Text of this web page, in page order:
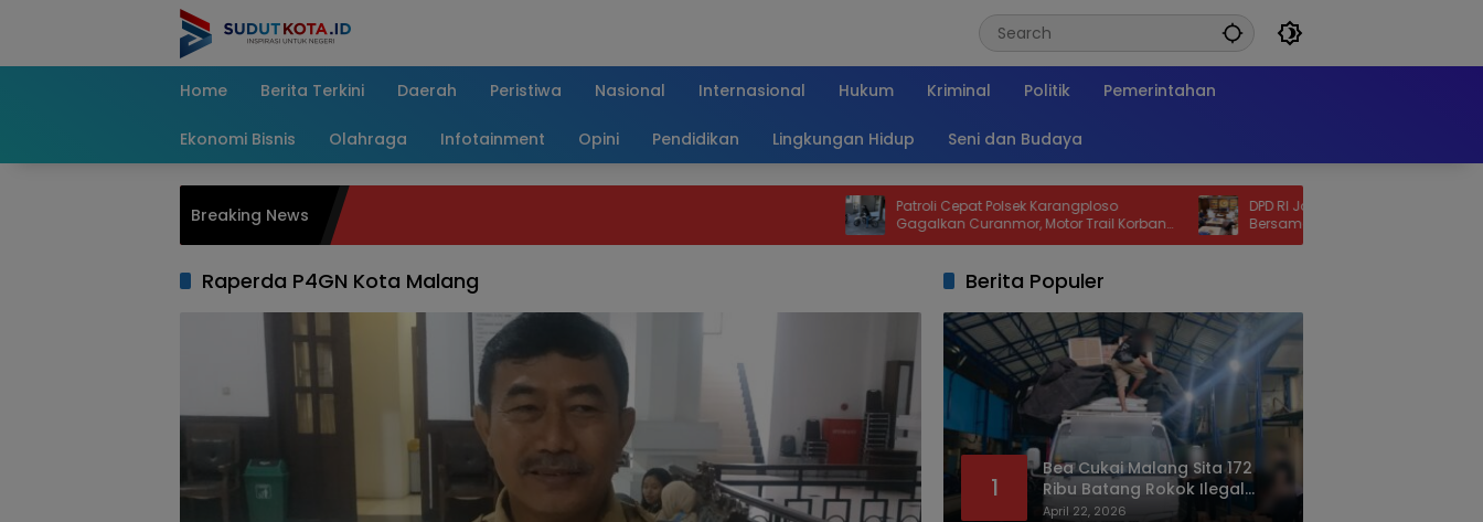
Home
Berita Terkini Daerah Peristiwa Nasional Internasional Hukum Kriminal Politik Pemerintahan
Ekonomi Bisnis Olahraga Infotainment Opini Pendidikan Lingkungan Hidup Seni dan Budaya
Breaking News
Patroli Cepat Polsek Karangploso
Gagalkan Curanmor, Motor Trail Korban
Kembali dalam Hitungan Jam
DPD RI Jadi Tuan Rumah Sidang
Bersama DPR-DPD pada 14 Agustus
Raperda P4GN Kota Malang Berita Populer
1
Bea Cukai Malang Sita 172
Ribu Batang Rokok Ilegal
Bermodus Kemasan Sabun
April 22, 2026